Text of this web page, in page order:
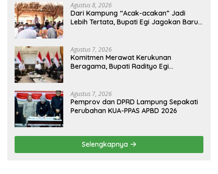
Agustus 8, 2026
Dari Kampung “Acak-acakan” Jadi
Lebih Tertata, Bupati Egi Jagokan Baru
Agustus 7, 2026
Komitmen Merawat Kerukunan
Beragama, Bupati Radityo Egi
Agustus 7, 2026
Pemprov dan DPRD Lampung Sepakati
Perubahan KUA-PPAS APBD 2026
Selengkapnya